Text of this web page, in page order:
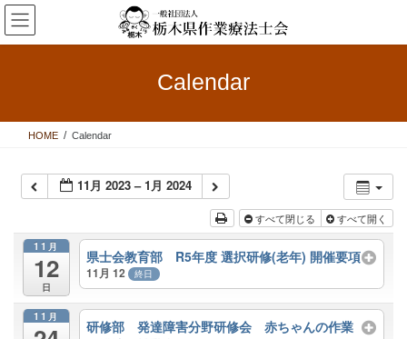
コ
ン
テ
ス
ナ
ビ
ゲ
ン
Calendar
HOME Calendar
11月 2023 – 1月 2024
すべて閉じる すべて開く
11月
12
日
県士会教育部 R5年度 選択研修(老年) 開催要項
11月 12 終日
11月
研修部 発達障害分野研修会 赤ちゃんの作業